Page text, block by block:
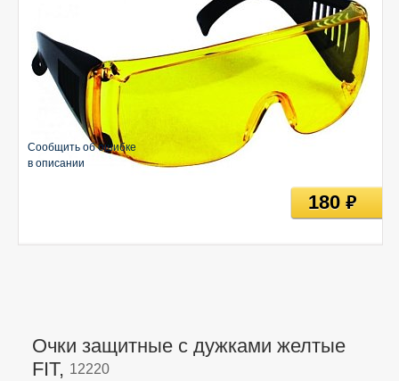
Очки защитные с дужками желтые
FIT, 12220
Сообщить об ошибке
в описании
180руб